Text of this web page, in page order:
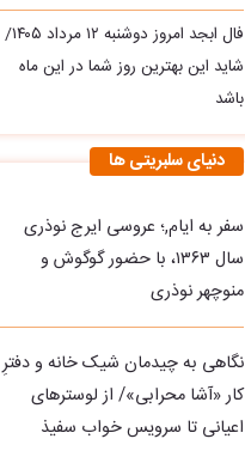
فال ابجد امروز دوشنبه ۱۲ مرداد ۱۴۰۵/
شاید این بهترین روز شما در این ماه
باشد
دنیای سلبریتی ها
سفر به ایام,؛ عروسی ایرج نوذری
سال ۱۳۶۳، با حضور گوگوش و
منوچهر نوذری
نگاهی به چیدمان شیک خانه و دفترِ
کار «آشا محرابی»/ از لوسترهای
اعیانی تا سرویس خواب سفیذ